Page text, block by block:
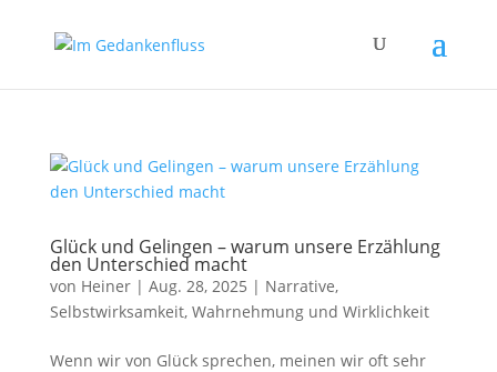
Glück und Gelingen – warum unsere Erzählung
den Unterschied macht
von Heiner| Aug. 28, 2025 | Narrative,
Selbstwirksamkeit, Wahrnehmung und Wirklichkeit
Wenn wir von Glück sprechen, meinen wir oft sehr